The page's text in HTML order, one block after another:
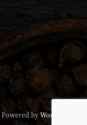
byWordPress